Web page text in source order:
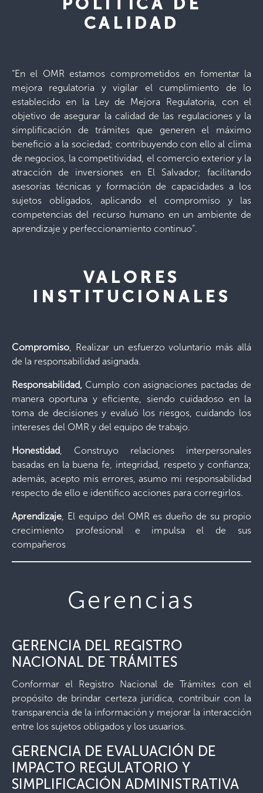
POLITICA DE
CALIDAD
“En el OMR estamos comprometidos en fomentar la
mejora regulatoria y vigilar el cumplimiento de lo
establecido en la Ley de Mejora Regulatoria, con el
objetivo de asegurar la calidad de las regulaciones y la
simplificación de trámites que generen el máximo
beneficio a la sociedad; contribuyendo con ello al clima
de negocios, la competitividad, el comercio exterior y la
atracción de inversiones en El Salvador; facilitando
asesorías técnicas y formación de capacidades a los
sujetos obligados, aplicando el compromiso y las
competencias del recurso humano en un ambiente de
aprendizaje y perfeccionamiento continuo”.
VALORES
INSTITUCIONALES
Compromiso, Realizar un esfuerzo voluntario más allá
de la responsabilidad asignada.
Responsabilidad, Cumplo con asignaciones pactadas de
manera oportuna y eficiente, siendo cuidadoso en la
toma de decisiones y evaluó los riesgos, cuidando los
intereses del OMR y del equipo de trabajo.
Honestidad, Construyo relaciones interpersonales
basadas en la buena fe, integridad, respeto y confianza;
además, acepto mis errores, asumo mi responsabilidad
respecto de ello e identifico acciones para corregirlos.
Aprendizaje, El equipo del OMR es dueño de su propio
crecimiento profesional e impulsa el de sus
compañeros
Gerencias
GERENCIA DEL REGISTRO
NACIONAL DE TRÁMITES
Conformar el Registro Nacional de Trámites con el
propósito de brindar certeza jurídica, contribuir con la
transparencia de la información y mejorar la interacción
entre los sujetos obligados y los usuarios.
GERENCIA DE EVALUACIÓN DE
IMPACTO REGULATORIO Y
SIMPLIFICACIÓN ADMINISTRATIVA